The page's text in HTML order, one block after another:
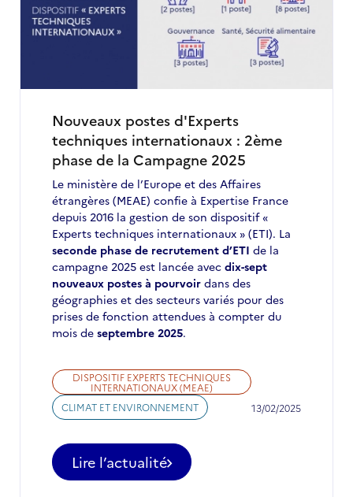
d'ETI
manquer
mars
2025
Nouveaux postes d'Experts
techniques internationaux : 2ème
phase de la Campagne 2025
Le ministère de l’Europe et des Affaires
étrangères (MEAE) confie à Expertise France
depuis 2016 la gestion de son dispositif «
Experts techniques internationaux » (ETI). La
seconde phase de recrutement d’ETI de la
campagne 2025 est lancée avec dix-sept
nouveaux postes à pourvoir dans des
géographies et des secteurs variés pour des
prises de fonction attendues à compter du
mois de septembre 2025.
DISPOSITIF EXPERTS TECHNIQUES
INTERNATIONAUX (MEAE)
CLIMAT ET ENVIRONNEMENT
13/02/2025
Lire l’actualité
-
Nouveaux